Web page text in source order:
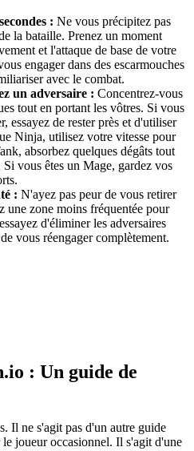
: Ne vous précipitez pas
la bataille. Prenez un moment
et l'attaque de base de votre
engager dans des escarmouches
avec le combat.
un adversaire : Concentrez-vous
tout en portant les vôtres. Si vous
essayez de rester près et d'utiliser
Ninja, utilisez votre vitesse pour
absorbez quelques dégâts tout
Si vous êtes un Mage, gardez vos
: N'ayez pas peur de vous retirer
une zone moins fréquentée pour
d'éliminer les adversaires
vous réengager complètement.
: Un guide de
Il ne s'agit pas d'un autre guide
joueur occasionnel. Il s'agit d'une